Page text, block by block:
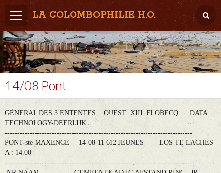
LA COLOMBOPHILIE H.O.
Home
Météo / Het weer
Lâcher / Los
Result. clubs, Provincial, (Inter)National
RFCB / KBDB
14/08 Pont
GENERAL DES 3 ENTENTES OUEST XIII FLOBECQ DATA
TECHNOLOGY-DEERLIJK
----------------------------------------------------------------------------
PONT-ste-MAXENCE 14-08-11 612 JEUNES LOS TE-LACHES
A : 14.00
----------------------------------------------------------------------------